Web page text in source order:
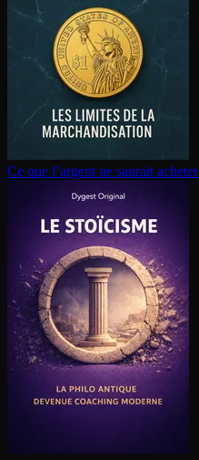
Ce que l’argent ne saurait acheter